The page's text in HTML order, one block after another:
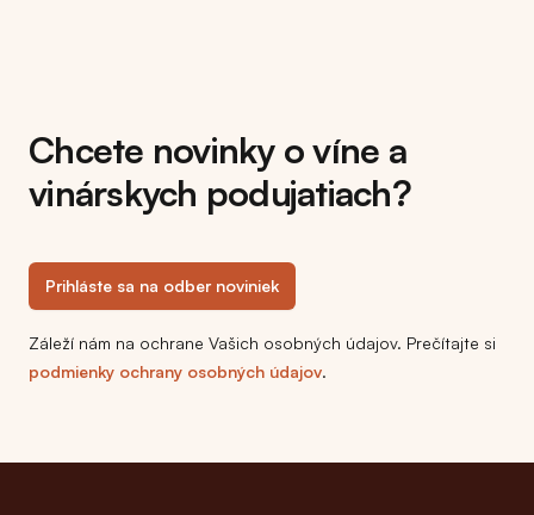
Chcete novinky o víne a
vinárskych podujatiach?
Prihláste sa na odber noviniek
Záleží nám na ochrane Vašich osobných údajov. Prečítajte si
podmienky ochrany osobných údajov.